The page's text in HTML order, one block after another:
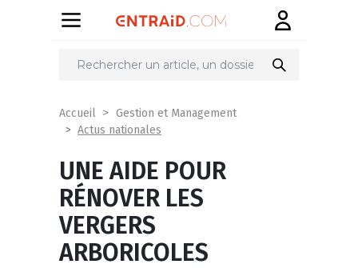
Partager
Accueil
Gestion et Management
Actus nationales
UNE AIDE POUR
RÉNOVER LES
VERGERS
ARBORICOLES